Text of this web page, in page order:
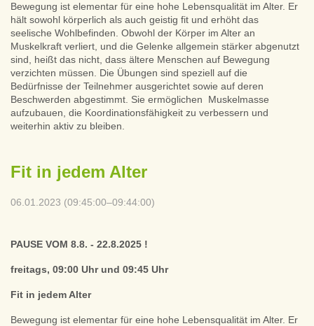
Bewegung ist elementar für eine hohe Lebensqualität im Alter. Er
hält sowohl körperlich als auch geistig fit und erhöht das
seelische Wohlbefinden. Obwohl der Körper im Alter an
Muskelkraft verliert, und die Gelenke allgemein stärker abgenutzt
sind, heißt das nicht, dass ältere Menschen auf Bewegung
verzichten müssen. Die Übungen sind speziell auf die
Bedürfnisse der Teilnehmer ausgerichtet sowie auf deren
Beschwerden abgestimmt. Sie ermöglichen Muskelmasse
aufzubauen, die Koordinationsfähigkeit zu verbessern und
weiterhin aktiv zu bleiben.
Fit in jedem Alter
06.01.2023 (09:45:00–09:44:00)
PAUSE VOM 8.8. - 22.8.2025 !
freitags, 09:00 Uhr und 09:45 Uhr
Fit in jedem Alter
Bewegung ist elementar für eine hohe Lebensqualität im Alter. Er